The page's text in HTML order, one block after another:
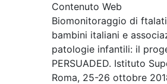
Contenuto Web
Biomonitoraggio di ftalati
bambini italiani e
patologie infantili: il
PERSUADED. Istituto
Roma, 25-26 ottobre